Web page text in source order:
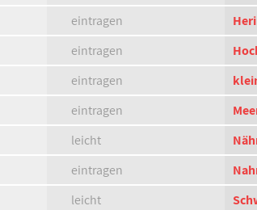
eintragen
eintragen
eintragen
eintragen
leicht
eintragen
leicht